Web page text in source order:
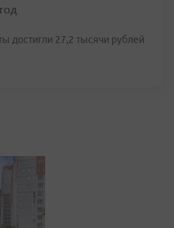
достигли 27,2 тысячи рублей